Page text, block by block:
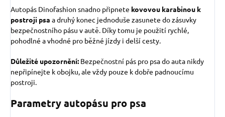
Autopás Dinofashion snadno připnete kovovou karabinou k
postroji psa a druhý konec jednoduše zasunete do zásuvky
bezpečnostního pásu v autě. Díky tomu je použití rychlé,
pohodlné a vhodné pro běžné jízdy i delší cesty.
Důležité upozornění: Bezpečnostní pás pro psa do auta nikdy
nepřipínejte k obojku, ale vždy pouze k dobře padnoucímu
postroji.
Parametry autopásu pro psa